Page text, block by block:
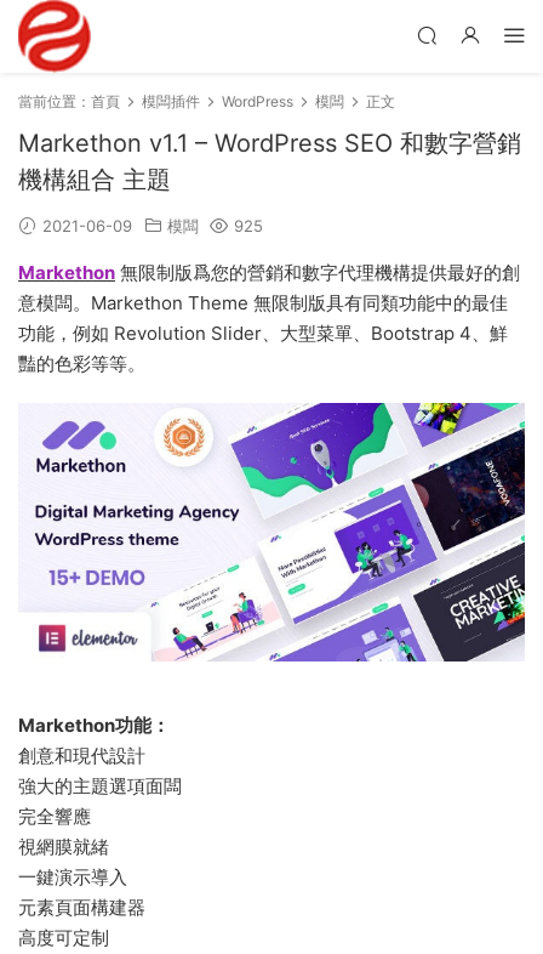
當前位置： 首頁 模闆插件 WordPress 模闆 正文
Markethon v1.1 – WordPress SEO 和數字營銷
機構組合 主題
2021-06-09 模闆 925
Markethon 無限制版爲您的營銷和數字代理機構提供最好的創
意模闆。Markethon Theme 無限制版具有同類功能中的最佳
功能，例如 Revolution Slider、大型菜單、Bootstrap 4、鮮
豔的色彩等等。
Markethon功能：
創意和現代設計
強大的主題選項面闆
完全響應
視網膜就緒
一鍵演示導入
元素頁面構建器
高度可定制